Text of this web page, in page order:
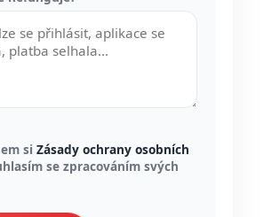
si Zásady ochrany osobních
se zpracováním svých